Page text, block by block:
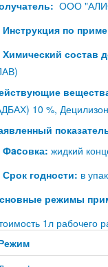
ООО
Инструкция по
Химический состав
10 %,
Фacовка: жидкий
Срок годности: в
режимы
1л рабочего